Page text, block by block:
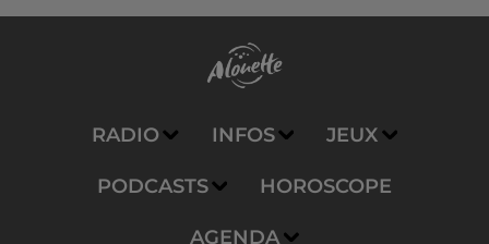
RADIO INFOS JEUX
PODCASTS HOROSCOPE
AGENDA